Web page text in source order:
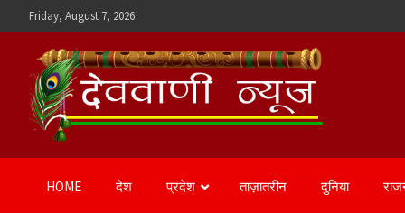
to
content
Friday, August 7, 2026
Devvani News Portal
HOME देश प्रदेश ताज़ातरीन दुनिया